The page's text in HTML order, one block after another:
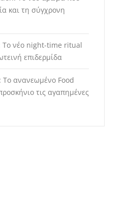
και τη σύγχρονη
Το νέο night-time ritual
επιδερμίδα
ανανεωμένο Food
τις αγαπημένες